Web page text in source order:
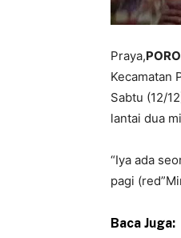
Praya,
Kecamatan
Sabtu (12/
lantai dua
“Iya ada
pagi
Baca Juga: